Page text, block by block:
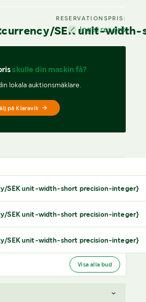
SEK unit-
RESERVATIONSPRIS:
Inget res.pris
skulle din maskin få?
lokala auktionsmäklare.
på Klaravik
SEK unit-width-short precision-integer}
SEK unit-width-short precision-integer}
SEK unit-width-short precision-integer}
Visa alla bud